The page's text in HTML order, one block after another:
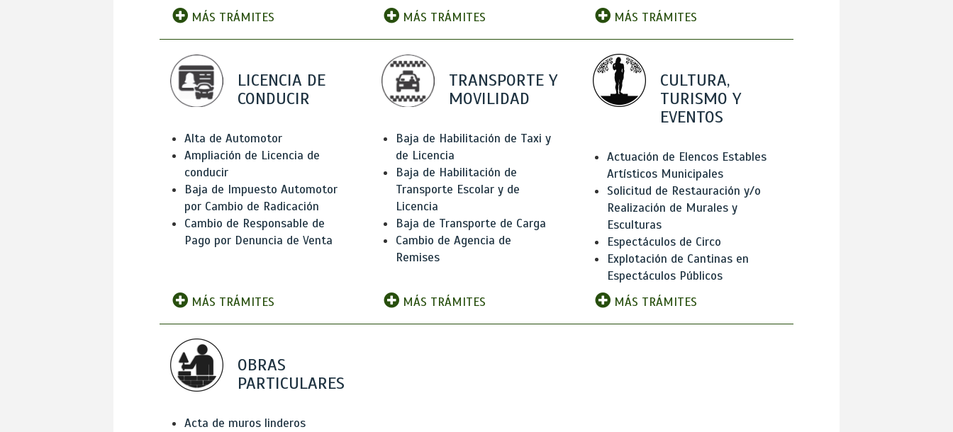
MÁS TRÁMITES
MÁS TRÁMITES
MÁS TRÁMITES
LICENCIA DE
CONDUCIR
Alta de Automotor
Ampliación de Licencia de
conducir
Baja de Impuesto Automotor
por Cambio de Radicación
Cambio de Responsable de
Pago por Denuncia de Venta
MÁS TRÁMITES
TRANSPORTE Y
MOVILIDAD
Baja de Habilitación de Taxi y
de Licencia
Baja de Habilitación de
Transporte Escolar y de
Licencia
Baja de Transporte de Carga
Cambio de Agencia de
Remises
MÁS TRÁMITES
CULTURA,
TURISMO Y
EVENTOS
Actuación de Elencos Estables
Artísticos Municipales
Solicitud de Restauración y/o
Realización de Murales y
Esculturas
Espectáculos de Circo
Explotación de Cantinas en
Espectáculos Públicos
MÁS TRÁMITES
OBRAS
PARTICULARES
Acta de muros linderos